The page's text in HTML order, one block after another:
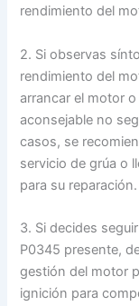
rendimiento del
2. Si observas
rendimiento del
arrancar el motor
aconsejable no
casos, se
servicio de grúa o
para su reparación.
3. Si decides
P0345 presente,
gestión del motor
ignición para